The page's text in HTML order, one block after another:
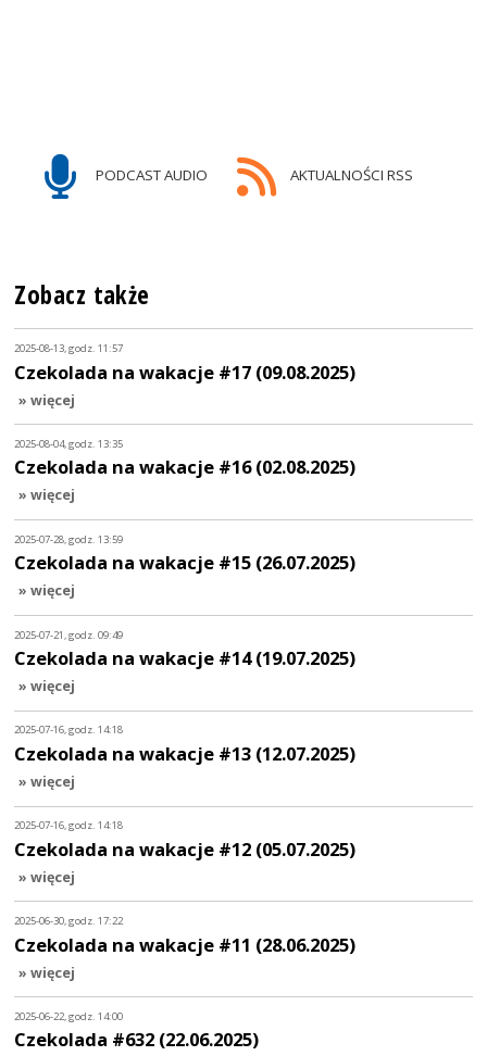
PODCAST AUDIO AKTUALNOŚCI RSS
Zobacz także
2025-08-13, godz. 11:57
Czekolada na wakacje #17 (09.08.2025)
» więcej
2025-08-04, godz. 13:35
Czekolada na wakacje #16 (02.08.2025)
» więcej
2025-07-28, godz. 13:59
Czekolada na wakacje #15 (26.07.2025)
» więcej
2025-07-21, godz. 09:49
Czekolada na wakacje #14 (19.07.2025)
» więcej
2025-07-16, godz. 14:18
Czekolada na wakacje #13 (12.07.2025)
» więcej
2025-07-16, godz. 14:18
Czekolada na wakacje #12 (05.07.2025)
» więcej
2025-06-30, godz. 17:22
Czekolada na wakacje #11 (28.06.2025)
» więcej
2025-06-22, godz. 14:00
Czekolada #632 (22.06.2025)